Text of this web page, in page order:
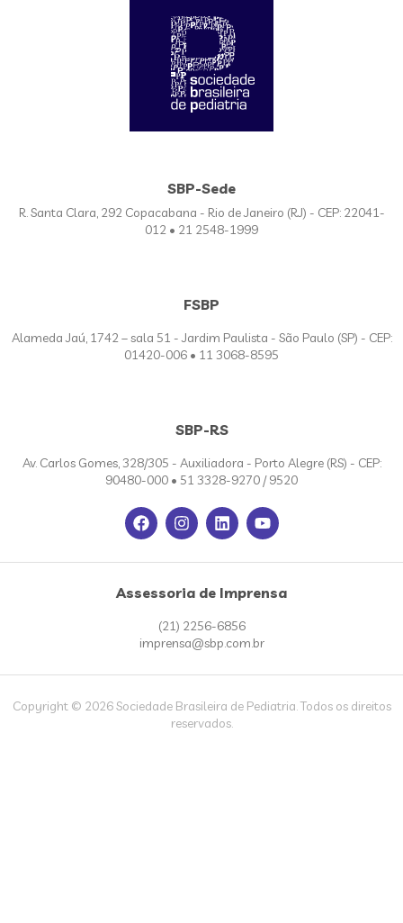
SBP-Sede
R. Santa Clara, 292 Copacabana - Rio de Janeiro (RJ) - CEP: 22041-
012 • 21 2548-1999
FSBP
Alameda Jaú, 1742 – sala 51 - Jardim Paulista - São Paulo (SP) - CEP:
01420-006 • 11 3068-8595
SBP-RS
Av. Carlos Gomes, 328/305 - Auxiliadora - Porto Alegre (RS) - CEP:
90480-000 • 51 3328-9270 / 9520
Assessoria de Imprensa
(21) 2256-6856
imprensa@sbp.com.br
Copyright © 2026 Sociedade Brasileira de Pediatria. Todos os direitos
reservados.